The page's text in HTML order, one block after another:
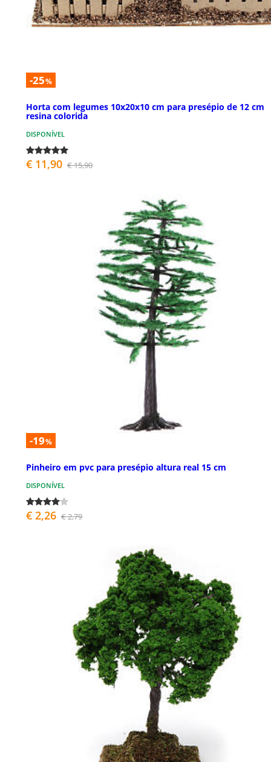
-25%
Horta com legumes 10x20x10 cm para presépio de 12 cm
resina colorida
DISPONÍVEL
€ 11,90 € 15,90
-19%
Pinheiro em pvc para presépio altura real 15 cm
DISPONÍVEL
€ 2,26 € 2,79